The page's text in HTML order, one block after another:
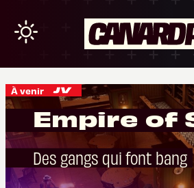
À venir
Empire of
Des gangs qui font bang